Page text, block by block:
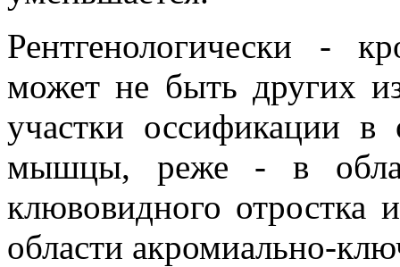
Рентгенологически -
может не быть других
участки оссификации в
мышцы, реже - в
клювовидного отростка
области акромиально-